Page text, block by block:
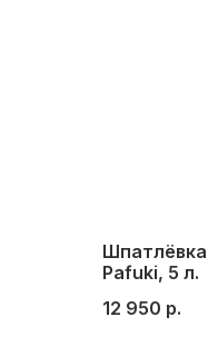
Pafuki, 5 л.
12 950 р.